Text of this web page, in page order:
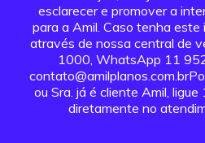
esclarecer e promover a
para a Amil. Caso tenha
através de nossa central de
1000, WhatsApp 11
ou Sra. já é cliente Amil,
diretamente no